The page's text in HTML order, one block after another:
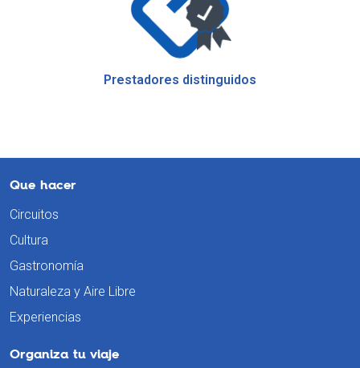
Prestadores distinguidos
Que hacer
Circuitos
Cultura
Gastronomía
Naturaleza y Aire Libre
Experiencias
Organiza tu viaje